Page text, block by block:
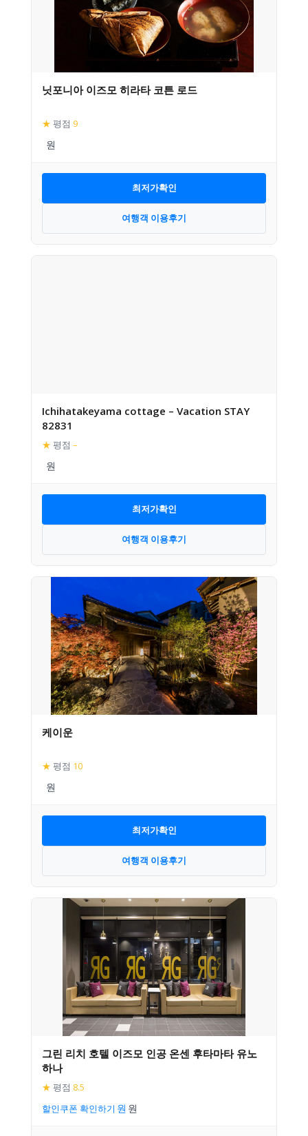
닛포니아 이즈모 히라타 코튼 로드
★ 평점 9
최저가확인
여행객 이용후기
Ichihatakeyama cottage – Vacation STAY
82831
★ 평점 –
최저가확인
여행객 이용후기
케이운
★ 평점 10
최저가확인
여행객 이용후기
그린 리치 호텔 이즈모 인공 온센 후타마타 유노
하나
★ 평점 8.5
할인쿠폰 확인하기